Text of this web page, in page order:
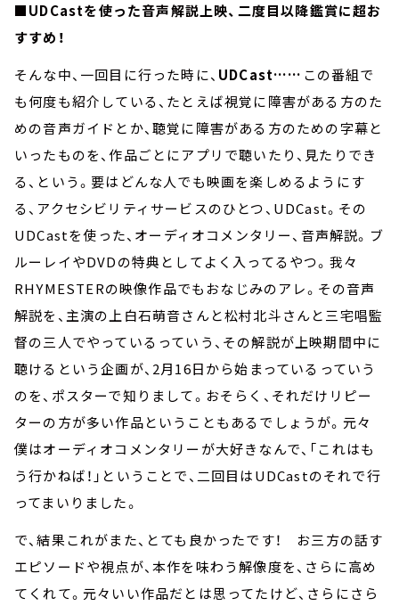
■UDCastを使った音声解説上映、二度目以降鑑賞に超お
すすめ！
そんな中、一回目に行った時に、 UDCast…… この番組で
も何度も紹介している、たとえば視覚に障害がある方のた
めの音声ガイドとか、聴覚に障害がある方のための字幕と
いったものを、作品ごとにアプリで聴いたり、見たりでき
る、という。要はどんな人でも映画を楽しめるようにす
る、アクセシビリティサービスのひとつ、UDCast。その
UDCastを使った、オーディオコメンタリー、音声解説。ブ
ルーレイやDVDの特典としてよく入ってるやつ。我々
RHYMESTERの映像作品でもおなじみのアレ。その音声
解説を、主演の上白石萌音さんと松村北斗さんと三宅唱監
督の三人でやっているっていう、その解説が上映期間中に
聴けるという企画が、2月16日から始まっているっていう
のを、ポスターで知りまして。おそらく、それだけリピー
ターの方が多い作品ということもあるでしょうが。元々
僕はオーディオコメンタリーが大好きなんで、「これはも
う行かねば！」ということで、二回目はUDCastのそれで行
ってまいりました。
で、結果これがまた、とても良かったです！ お三方の話す
エピソードや視点が、本作を味わう解像度を、さらに高め
てくれて。元々いい作品だとは思ってたけど、さらにさら